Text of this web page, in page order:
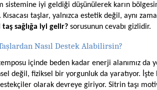
sistemine iyi geldiği düşünülerek karın
taşlar, yalnızca estetik değil, aynı
taş sağlığa iyi gelir? sorusunun cevabı gizlidir.
Nasıl Destek Alabilirsin?
içinde beden kadar enerji alanımız da
değil, fiziksel bir yorgunluk da yaratıyor. İşte
olarak devreye giriyor. Sitrin taşı